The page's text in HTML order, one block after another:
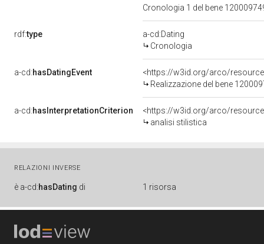
Cronologia 1 del bene
rdf:type
a-cd:Dating
Cronologia
a-cd:hasDatingEvent
<https://w3id.org/arco/
Realizzazione del bene
a-cd:hasInterpretationCriterion
<https://w3id.org/arco/
analisi stilistica
RELAZIONI INVERSE
è a-cd:hasDating di 1 risorsa